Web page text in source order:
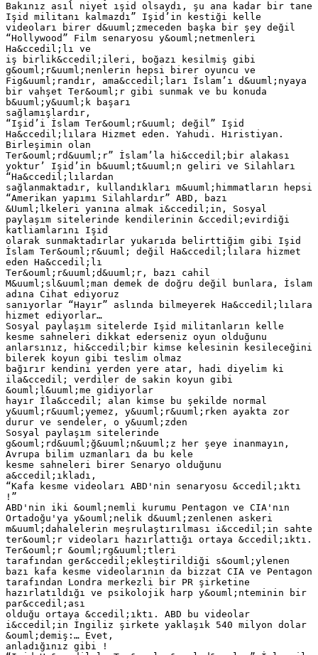
Bakınız asıl niyet ışid olsaydı, şu ana kadar bir tane
Işid militanı kalmazdı” Işid’in kestiği kelle
videoları birer d&uuml;zmeceden başka bir şey değil
“Hollywood” Film senaryosu y&ouml;netmenleri
Ha&ccedil;lı ve
iş birlik&ccedil;ileri, boğazı kesilmiş gibi
g&ouml;r&uuml;nenlerin hepsi birer oyuncu ve
Fig&uuml;randır, ama&ccedil;ları İslam’ı d&uuml;nyaya
bir vahşet Ter&ouml;r gibi sunmak ve bu konuda
b&uuml;y&uuml;k başarı
sağlamışlardır,
“Işid’i İslam Ter&ouml;r&uuml; değil” Işid
Ha&ccedil;lılara Hizmet eden. Yahudi. Hıristiyan.
Birleşimin olan
Ter&ouml;rd&uuml;r” İslam’la hi&ccedil;bir alakası
yoktur’ Işid’in b&uuml;t&uuml;n geliri ve Silahları
“Ha&ccedil;lılardan
sağlanmaktadır, kullandıkları m&uuml;himmatların hepsi
“Amerikan yapımı Silahlardır” ABD, bazı
&Uuml;lkeleri yanına almak i&ccedil;in, Sosyal
paylaşım sitelerinde kendilerinin &ccedil;evirdiği
katliamlarını Işid
olarak sunmaktadırlar yukarıda belirttiğim gibi Işid
İslam Ter&ouml;r&uuml; değil Ha&ccedil;lılara hizmet
eden Ha&ccedil;lı
Ter&ouml;r&uuml;d&uuml;r, bazı cahil
M&uuml;sl&uuml;man demek de doğru değil bunlara, İslam
adına Cihat ediyoruz
sanıyorlar “Hayır” aslında bilmeyerek Ha&ccedil;lılara
hizmet ediyorlar…
Sosyal paylaşım sitelerde Işid militanların kelle
kesme sahneleri dikkat ederseniz oyun olduğunu
anlarsınız, hi&ccedil;bir kimse kelesinin kesileceğini
bilerek koyun gibi teslim olmaz
bağırır kendini yerden yere atar, hadi diyelim ki
ila&ccedil; verdiler de sakin koyun gibi
&ouml;l&uuml;me gidiyorlar
hayır İla&ccedil; alan kimse bu şekilde normal
y&uuml;r&uuml;yemez, y&uuml;r&uuml;rken ayakta zor
durur ve sendeler, o y&uuml;zden
Sosyal paylaşım sitelerinde
g&ouml;rd&uuml;ğ&uuml;n&uuml;z her şeye inanmayın,
Avrupa bilim uzmanları da bu kele
kesme sahneleri birer Senaryo olduğunu
a&ccedil;ıkladı,
“Kafa kesme videoları ABD'nin senaryosu &ccedil;ıktı
!”
ABD'nin iki &ouml;nemli kurumu Pentagon ve CIA'nın
Ortadoğu'ya y&ouml;nelik d&uuml;zenlenen askeri
m&uuml;dahalelerin meşrulaştırılması i&ccedil;in sahte
ter&ouml;r videoları hazırlattığı ortaya &ccedil;ıktı.
Ter&ouml;r &ouml;rg&uuml;tleri
tarafından ger&ccedil;ekleştirildiği s&ouml;ylenen
bazı kafa kesme videolarının da bizzat CIA ve Pentagon
tarafından Londra merkezli bir PR şirketine
hazırlatıldığı ve psikolojik harp y&ouml;nteminin bir
par&ccedil;ası
olduğu ortaya &ccedil;ıktı. ABD bu videolar
i&ccedil;in İngiliz şirkete yaklaşık 540 milyon dolar
&ouml;demiş:… Evet,
anladığınız gibi !